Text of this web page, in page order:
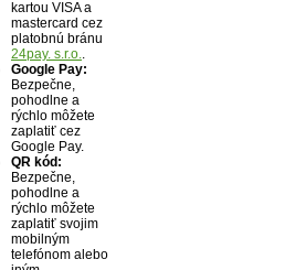
kartou VISA a
mastercard cez
platobnú bránu
24pay. s.r.o..
Google Pay:
Bezpečne,
pohodlne a
rýchlo môžete
zaplatiť cez
Google Pay.
QR kód:
Bezpečne,
pohodlne a
rýchlo môžete
zaplatiť svojim
mobilným
telefónom alebo